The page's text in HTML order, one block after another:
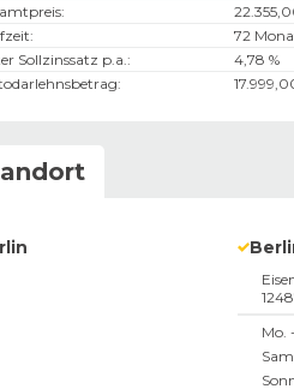
:
:
72
Sollzinssatz p.a. :
4,78 %
:
Mo.